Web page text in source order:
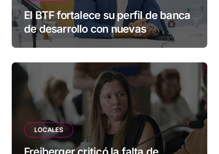
El BTF fortalece su perfil de banca
de desarrollo con nuevas
herramientas para familias y
LOCALES